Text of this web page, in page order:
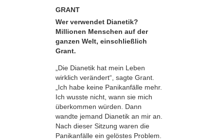
GRANT
Wer verwendet Dianetik?
Millionen Menschen auf der
ganzen Welt, einschließlich
Grant.
„Die Dianetik hat mein Leben
wirklich verändert“, sagte Grant.
„Ich habe keine Panikanfälle mehr.
Ich wusste nicht, wann sie mich
überkommen würden. Dann
wandte jemand Dianetik an mir an.
Nach dieser Sitzung waren die
Panikanfälle ein gelöstes Problem.